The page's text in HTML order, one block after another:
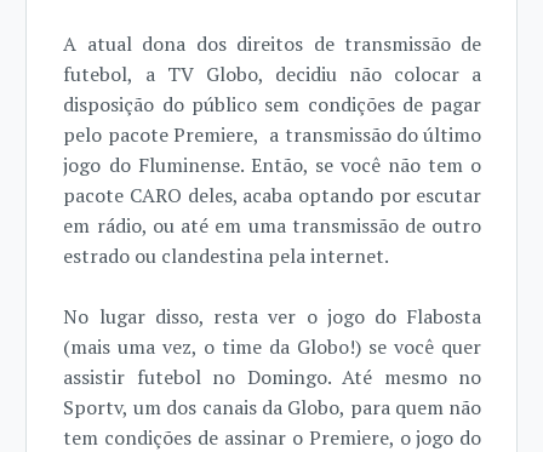
A atual dona dos direitos de transmissão de
futebol, a TV Globo, decidiu não colocar a
disposição do público sem condições de pagar
pelo pacote Premiere, a transmissão do último
jogo do Fluminense. Então, se você não tem o
pacote CARO deles, acaba optando por escutar
em rádio, ou até em uma transmissão de outro
estrado ou clandestina pela internet.
No lugar disso, resta ver o jogo do Flabosta
(mais uma vez, o time da Globo!) se você quer
assistir futebol no Domingo. Até mesmo no
Sportv, um dos canais da Globo, para quem não
tem condições de assinar o Premiere, o jogo do